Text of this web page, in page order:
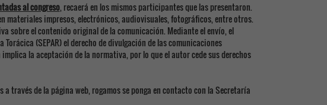
al congreso, recaerá en los mismos participantes que las presentaron.
materiales impresos, electrónicos, audiovisuales, fotográficos, entre otros.
sobre el contenido original de la comunicación. Mediante el envío, el
(SEPAR) el derecho de divulgación de las comunicaciones
la aceptación de la normativa, por lo que el autor cede sus derechos
través de la página web, rogamos se ponga en contacto con la Secretaría